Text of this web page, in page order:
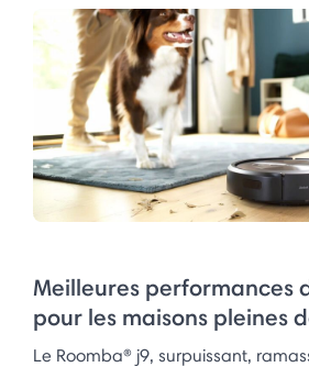
Meilleures performances
pour les maisons pleines
Le Roomba® j9, surpuissant,